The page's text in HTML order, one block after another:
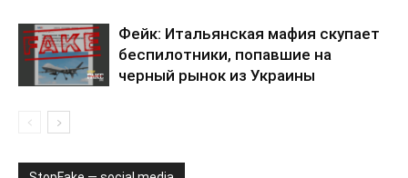
Фейк: Итальянская мафия скупает
беспилотники, попавшие на
черный рынок из Украины